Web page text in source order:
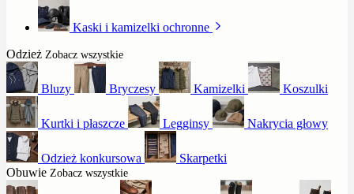
Kaski i kamizelki ochronne
Odzież Zobacz wszystkie
Bluzy Bryczesy Kamizelki Koszulki
Kurtki i płaszcze Legginsy Nakrycia głowy
Odzież konkursowa
Skarpetki
Obuwie Zobacz wszystkie